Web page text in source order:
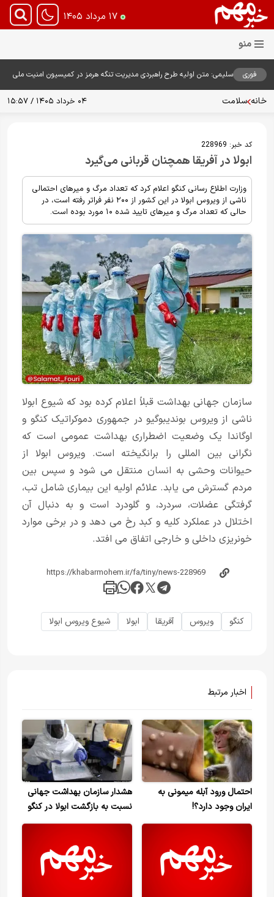
۱۷ مرداد ۱۴۰۵
فوری
سلیمی: متن اولیه طرح راهبردی مدیریت تنگه هرمز در کمیسیون امنیت ملی
خانه سلامت ۰۴ خرداد ۱۴۰۵ / ۱۵:۵۷
کد خبر: 228969
ابولا در آفریقا همچنان قربانی می‌گیرد
وزارت اطلاع رسانی کنگو اعلام کرد که تعداد مرگ و میرهای احتمالی
ناشی از ویروس ابولا در این کشور از ۲۰۰ نفر فراتر رفته است، در
حالی که تعداد مرگ و میرهای تایید شده ۱۰ مورد بوده است.
سازمان جهانی بهداشت قبلاً اعلام کرده بود که شیوع ابولا
ناشی از ویروس بوندیبوگیو در جمهوری دموکراتیک کنگو و
اوگاندا یک وضعیت اضطراری بهداشت عمومی است که
نگرانی بین المللی را برانگیخته است. ویروس ابولا از
حیوانات وحشی به انسان منتقل می شود و سپس بین
مردم گسترش می یابد. علائم اولیه این بیماری شامل تب،
گرفتگی عضلات، سردرد، و گلودرد است و به دنبال آن
اختلال در عملکرد کلیه و کبد رخ می دهد و در برخی موارد
خونریزی داخلی و خارجی اتفاق می افتد.
کنگو ویروس آفریقا ابولا شیوع ویروس ابولا
اخبار مرتبط
احتمال ورود آبله میمونی به
ایران وجود دارد؟!
هشدار سازمان بهداشت جهانی
نسبت به بازگشت ابولا در کنگو